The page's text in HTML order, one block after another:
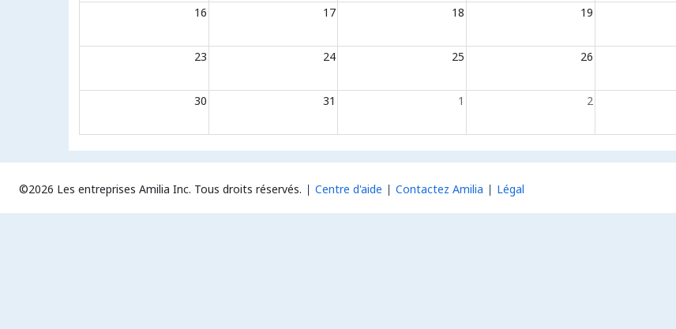
16 17 18 19
23 24 25 26
30 31 1 2
©2026 Les entreprises Amilia Inc. Tous droits réservés. Centre d'aide Contactez Amilia Légal